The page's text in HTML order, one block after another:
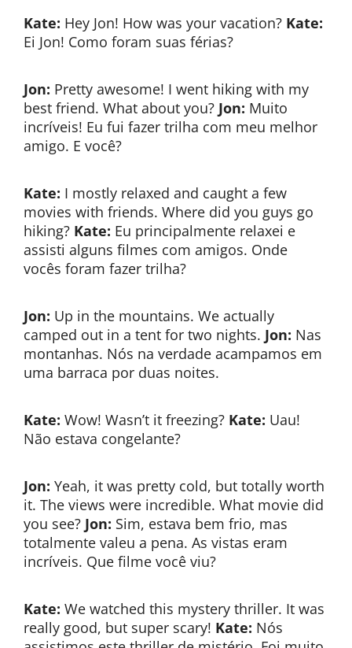
Kate: Hey Jon! How was your vacation? Kate:
Ei Jon! Como foram suas férias?
Jon: Pretty awesome! I went hiking with my
best friend. What about you? Jon: Muito
incríveis! Eu fui fazer trilha com meu melhor
amigo. E você?
Kate: I mostly relaxed and caught a few
movies with friends. Where did you guys go
hiking? Kate: Eu principalmente relaxei e
assisti alguns filmes com amigos. Onde
vocês foram fazer trilha?
Jon: Up in the mountains. We actually
camped out in a tent for two nights. Jon: Nas
montanhas. Nós na verdade acampamos em
uma barraca por duas noites.
Kate: Wow! Wasn’t it freezing? Kate: Uau!
Não estava congelante?
Jon: Yeah, it was pretty cold, but totally worth
it. The views were incredible. What movie did
you see? Jon: Sim, estava bem frio, mas
totalmente valeu a pena. As vistas eram
incríveis. Que filme você viu?
Kate: We watched this mystery thriller. It was
really good, but super scary! Kate: Nós